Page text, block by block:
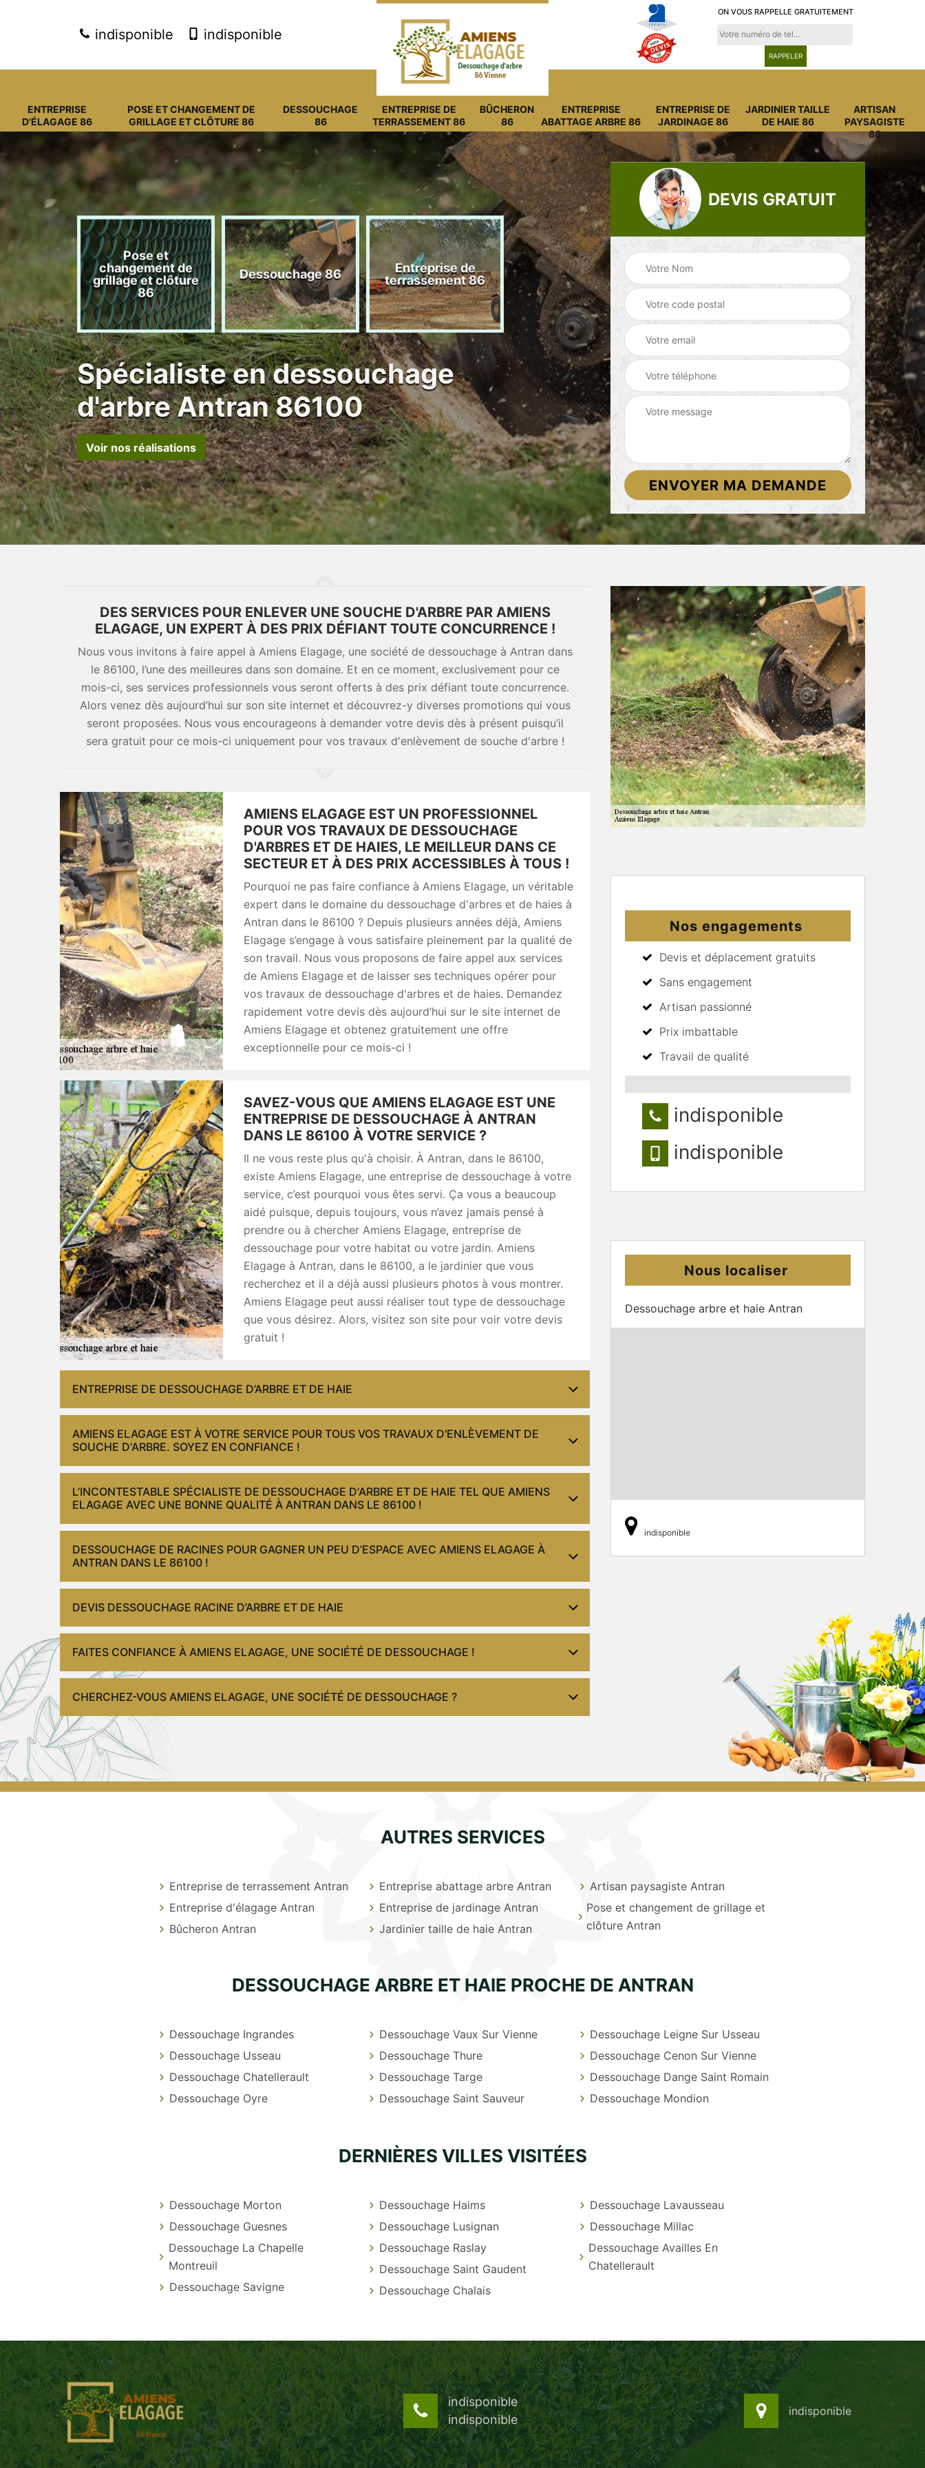
indisponible indisponible
ON VOUS RAPPELLE GRATUITEMENT
ENTREPRISE
D'ÉLAGAGE 86
POSE ET CHANGEMENT DE
GRILLAGE ET CLÔTURE 86
DESSOUCHAGE
86
ENTREPRISE DE
TERRASSEMENT 86
BÛCHERON
86
ENTREPRISE
ABATTAGE ARBRE 86
ENTREPRISE DE
JARDINAGE 86
JARDINIER TAILLE
DE HAIE 86
ARTISAN
PAYSAGISTE
86
Pose et
changement de
grillage et clôture
86
Dessouchage 86
Entreprise de
terrassement 86
Bûcheron 86
Entreprise de
jardinage 86
Spécialiste en dessouchage
d'arbre Antran 86100
Voir nos réalisations
DEVIS GRATUIT
DES SERVICES POUR ENLEVER UNE SOUCHE D'ARBRE PAR AMIENS
ELAGAGE, UN EXPERT À DES PRIX DÉFIANT TOUTE CONCURRENCE !
Nous vous invitons à faire appel à Amiens Elagage, une société de dessouchage à Antran dans
le 86100, l’une des meilleures dans son domaine. Et en ce moment, exclusivement pour ce
mois-ci, ses services professionnels vous seront offerts à des prix défiant toute concurrence.
Alors venez dès aujourd’hui sur son site internet et découvrez-y diverses promotions qui vous
seront proposées. Nous vous encourageons à demander votre devis dès à présent puisqu’il
sera gratuit pour ce mois-ci uniquement pour vos travaux d'enlèvement de souche d'arbre !
AMIENS ELAGAGE EST UN PROFESSIONNEL
POUR VOS TRAVAUX DE DESSOUCHAGE
D'ARBRES ET DE HAIES, LE MEILLEUR DANS CE
SECTEUR ET À DES PRIX ACCESSIBLES À TOUS !
Pourquoi ne pas faire confiance à Amiens Elagage, un véritable
expert dans le domaine du dessouchage d'arbres et de haies à
Antran dans le 86100 ? Depuis plusieurs années déjà, Amiens
Elagage s’engage à vous satisfaire pleinement par la qualité de
son travail. Nous vous proposons de faire appel aux services
de Amiens Elagage et de laisser ses techniques opérer pour
vos travaux de dessouchage d'arbres et de haies. Demandez
rapidement votre devis dès aujourd’hui sur le site internet de
Amiens Elagage et obtenez gratuitement une offre
exceptionnelle pour ce mois-ci !
SAVEZ-VOUS QUE AMIENS ELAGAGE EST UNE
ENTREPRISE DE DESSOUCHAGE À ANTRAN
DANS LE 86100 À VOTRE SERVICE ?
Il ne vous reste plus qu'à choisir. À Antran, dans le 86100,
existe Amiens Elagage, une entreprise de dessouchage à votre
service, c’est pourquoi vous êtes servi. Ça vous a beaucoup
aidé puisque, depuis toujours, vous n’avez jamais pensé à
prendre ou à chercher Amiens Elagage, entreprise de
dessouchage pour votre habitat ou votre jardin. Amiens
Elagage à Antran, dans le 86100, a le jardinier que vous
recherchez et il a déjà aussi plusieurs photos à vous montrer.
Amiens Elagage peut aussi réaliser tout type de dessouchage
que vous désirez. Alors, visitez son site pour voir votre devis
gratuit !
ENTREPRISE DE DESSOUCHAGE D’ARBRE ET DE HAIE
AMIENS ELAGAGE EST À VOTRE SERVICE POUR TOUS VOS TRAVAUX D'ENLÈVEMENT DE
SOUCHE D'ARBRE. SOYEZ EN CONFIANCE !
L’INCONTESTABLE SPÉCIALISTE DE DESSOUCHAGE D'ARBRE ET DE HAIE TEL QUE AMIENS
ELAGAGE AVEC UNE BONNE QUALITÉ À ANTRAN DANS LE 86100 !
DESSOUCHAGE DE RACINES POUR GAGNER UN PEU D’ESPACE AVEC AMIENS ELAGAGE À
ANTRAN DANS LE 86100 !
DEVIS DESSOUCHAGE RACINE D’ARBRE ET DE HAIE
FAITES CONFIANCE À AMIENS ELAGAGE, UNE SOCIÉTÉ DE DESSOUCHAGE !
CHERCHEZ-VOUS AMIENS ELAGAGE, UNE SOCIÉTÉ DE DESSOUCHAGE ?
Nos engagements
Devis et déplacement gratuits
Sans engagement
Artisan passionné
Prix imbattable
Travail de qualité
indisponible
indisponible
Nous localiser
Dessouchage arbre et haie Antran
indisponible
AUTRES SERVICES
Entreprise de terrassement Antran
Entreprise d'élagage Antran
Bûcheron Antran
Entreprise abattage arbre Antran
Entreprise de jardinage Antran
Jardinier taille de haie Antran
Artisan paysagiste Antran
Pose et changement de grillage et
clôture Antran
DESSOUCHAGE ARBRE ET HAIE PROCHE DE ANTRAN
Dessouchage Ingrandes
Dessouchage Usseau
Dessouchage Chatellerault
Dessouchage Oyre
Dessouchage Vaux Sur Vienne
Dessouchage Thure
Dessouchage Targe
Dessouchage Saint Sauveur
Dessouchage Leigne Sur Usseau
Dessouchage Cenon Sur Vienne
Dessouchage Dange Saint Romain
Dessouchage Mondion
DERNIÈRES VILLES VISITÉES
Dessouchage Morton
Dessouchage Guesnes
Dessouchage La Chapelle
Montreuil
Dessouchage Savigne
Dessouchage Haims
Dessouchage Lusignan
Dessouchage Raslay
Dessouchage Saint Gaudent
Dessouchage Chalais
Dessouchage Lavausseau
Dessouchage Millac
Dessouchage Availles En
Chatellerault
indisponible
indisponible
indisponible